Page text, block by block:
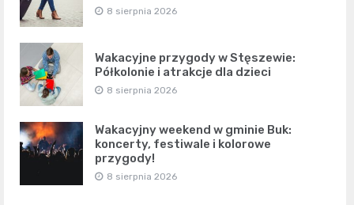
8 sierpnia 2026
Wakacyjne przygody w Stęszewie:
Półkolonie i atrakcje dla dzieci
8 sierpnia 2026
Wakacyjny weekend w gminie Buk:
koncerty, festiwale i kolorowe
przygody!
8 sierpnia 2026